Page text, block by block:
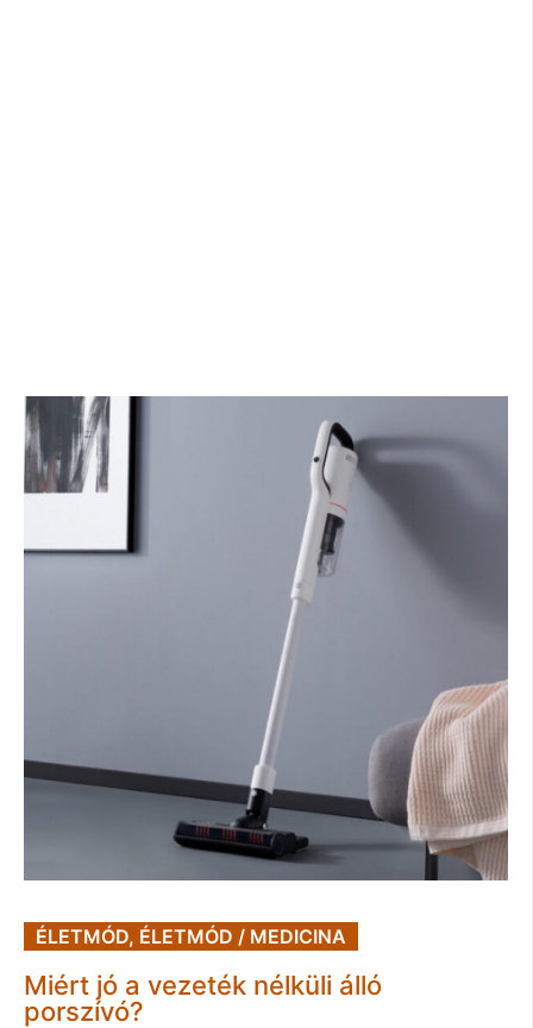
ÉLETMÓD, ÉLETMÓD / MEDICINA
Miért jó a vezeték nélküli álló
porszívó?